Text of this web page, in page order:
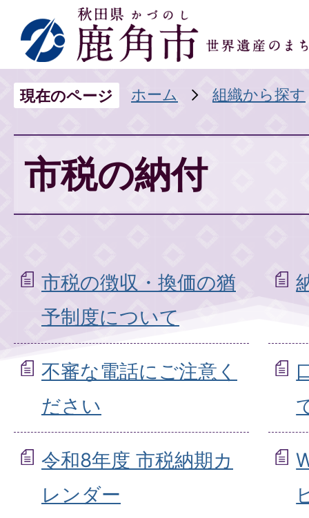
現在のページ ホーム 組織から探す
市税の納付
市税の徴収・換価の猶
予制度について
不審な電話にご注意く
ださい
令和8年度 市税納期カ
レンダー